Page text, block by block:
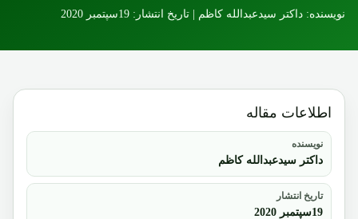
نویسنده: داکتر سیدعبدالله کاظم | تاریخ انتشار: 19سپتمبر 2020
اطلاعات مقاله
نویسنده
داکتر سیدعبدالله کاظم
تاریخ انتشار
19سپتمبر 2020